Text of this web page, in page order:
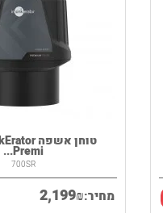
Premi...
700SR
מחיר: 2,199₪